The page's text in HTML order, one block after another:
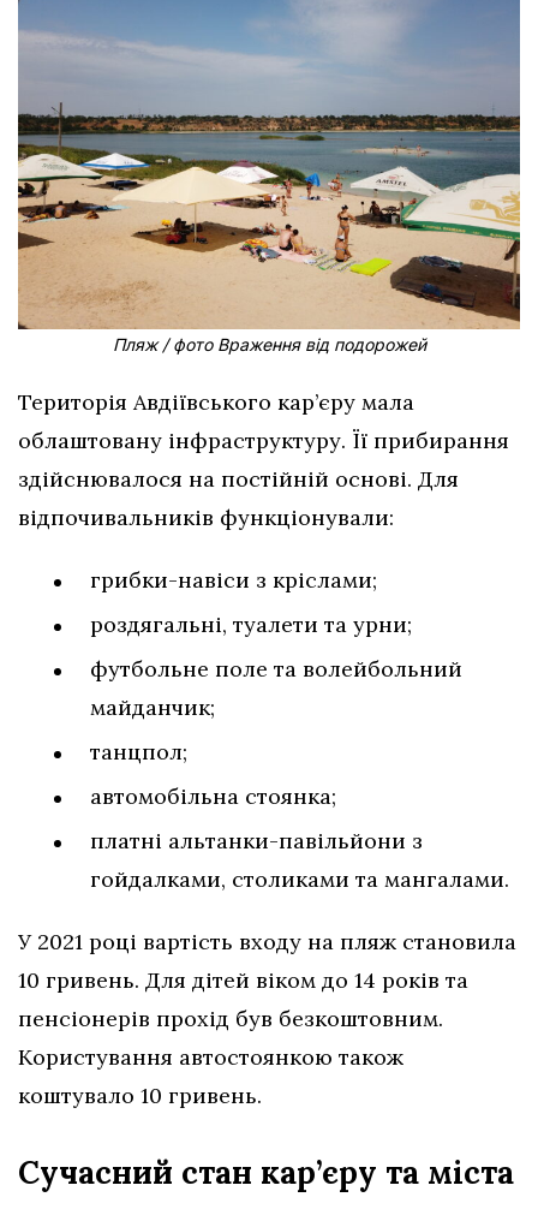
Пляж / фото Враження від подорожей
Територія Авдіївського кар’єру мала
облаштовану інфраструктуру. Її прибирання
здійснювалося на постійній основі. Для
відпочивальників функціонували:
грибки-навіси з кріслами;
роздягальні, туалети та урни;
футбольне поле та волейбольний
майданчик;
танцпол;
автомобільна стоянка;
платні альтанки-павільйони з
гойдалками, столиками та мангалами.
У 2021 році вартість входу на пляж становила
10 гривень. Для дітей віком до 14 років та
пенсіонерів прохід був безкоштовним.
Користування автостоянкою також
коштувало 10 гривень.
Сучасний стан кар’єру та міста